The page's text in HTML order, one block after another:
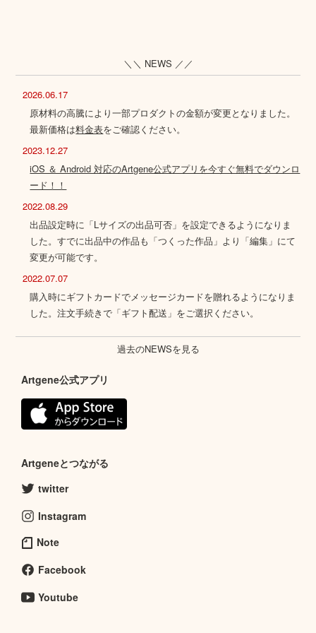
＼＼ NEWS ／／
2026.06.17
原材料の高騰により一部プロダクトの金額が変更となりました。
最新価格は料金表をご確認ください。
2023.12.27
iOS ＆ Android 対応のArtgene公式アプリを今すぐ無料でダウンロ
ード！！
2022.08.29
出品設定時に「Lサイズの出品可否」を設定できるようになりま
した。すでに出品中の作品も「つくった作品」より「編集」にて
変更が可能です。
2022.07.07
購入時にギフトカードでメッセージカードを贈れるようになりま
した。注文手続きで「ギフト配送」をご選択ください。
過去のNEWSを見る
Artgene公式アプリ
Artgeneとつながる
twitter
Instagram
Note
Facebook
Youtube